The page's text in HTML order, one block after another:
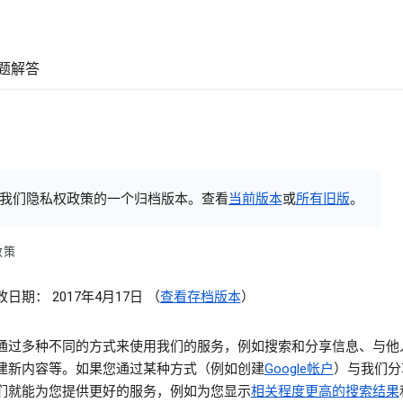
解答
们隐私权政策的一个归档版本。查看当前版本或所有旧版。
策
日期： 2017年4月17日 （查看存档版本）
过多种不同的方式来使用我们的服务，例如搜索和分享信息、与他
新内容等。如果您通过某种方式（例如创建Google帐户）与我们
就能为您提供更好的服务，例如为您显示相关程度更高的搜索结果